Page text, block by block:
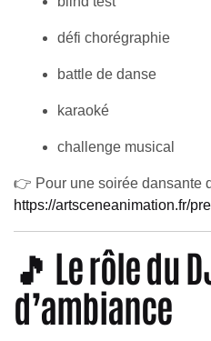
défi chorégraphie
battle de danse
karaoké
challenge musical
👉 Pour une soirée dansante
https://artsceneanimation.fr/
🎵 Le rôle du
d’ambiance